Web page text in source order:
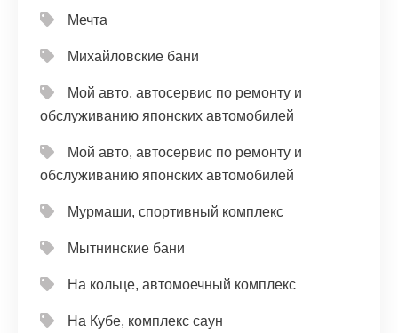
Мечта
Михайловские бани
Мой авто, автосервис по ремонту и
обслуживанию японских автомобилей
Мой авто, автосервис по ремонту и
обслуживанию японских автомобилей
Мурмаши, спортивный комплекс
Мытнинские бани
На кольце, автомоечный комплекс
На Кубе, комплекс саун